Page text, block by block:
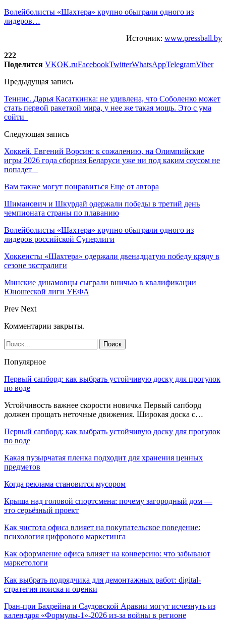
Волейболисты «Шахтера» крупно обыграли одного из
лидеров…
Источник: www.pressball.by
222
Поделится VKOK.ruFacebookTwitterWhatsAppTelegramViber
Предыдущая запись
Теннис. Дарья Касаткинка: не удивлена, что Соболенко может
стать первой ракеткой мира, у нее же такая мощь. Это с ума
сойти
Следующая запись
Хоккей. Евгений Ворсин: к сожалению, на Олимпийские
игры 2026 года сборная Беларуси уже ни под каким соусом не
попадет
Вам также могут понравиться Еще от автора
Шиманович и Шкурдай одержали победы в третий день
чемпионата страны по плаванию
Волейболисты «Шахтера» крупно обыграли одного из
лидеров российской Суперлиги
Хоккеисты «Шахтера» одержали двенадцатую победу кряду в
сезоне экстралиги
Минские динамовцы сыграли вничью в квалификации
Юношеской лиги УЕФА
Prev Next
Комментарии закрыты.
Популярное
Первый сапборд: как выбрать устойчивую доску для прогулок
по воде
Устойчивость важнее скорости новичка Первый сапборд
должен прощать неточные движения. Широкая доска с…
Первый сапборд: как выбрать устойчивую доску для прогулок
по воде
Какая пузырчатая пленка подходит для хранения ценных
предметов
Когда реклама становится мусором
Крыша над головой спортсмена: почему загородный дом —
это серьёзный проект
Как чистота офиса влияет на покупательское поведение:
психология цифрового маркетинга
Как оформление офиса влияет на конверсию: что забывают
маркетологи
Как выбрать подрядчика для демонтажных работ: digital-
стратегия поиска и оценки
Гран-при Бахрейна и Саудовской Аравии могут исчезнуть из
календаря «Формулы-1»-2026 из-за войны в регионе